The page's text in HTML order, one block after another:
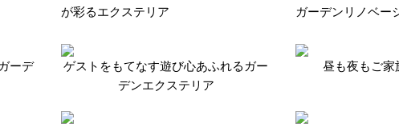
が彩るエクステリア
ガーデンリノベー
ーデ
ゲストをもてなす遊び心あふれるガー
デンエクステリア
昼も夜もご家